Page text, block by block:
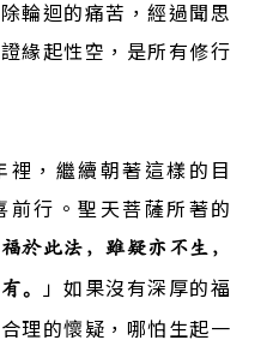
輪迴的痛苦，經過聞思
緣起性空，是所有修行
，繼續朝著這樣的目
行。聖天菩薩所著的
於此法，雖疑亦不生，
。
」如果沒有深厚的福
理的懷疑，哪怕生起一